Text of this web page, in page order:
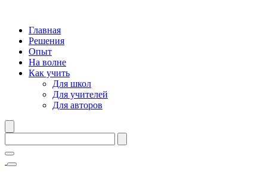
Главная
Решения
Опыт
На волне
Как учить
Для школ
Для учителей
Для авторов